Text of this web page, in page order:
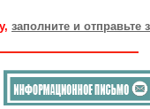
заполните и отправьте